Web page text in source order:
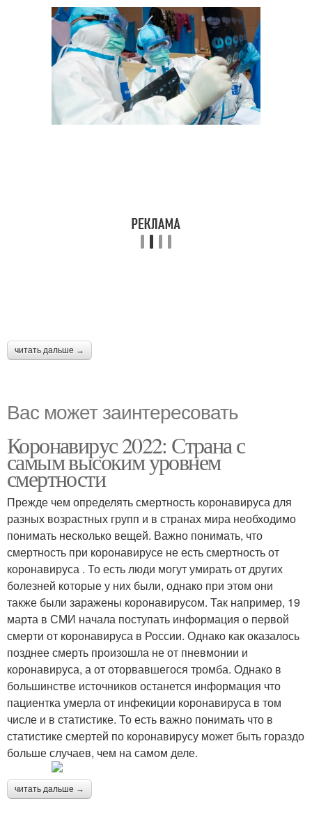
читать дальше →
Вас может заинтересовать
Коронавирус 2022: Страна с
самым высоким уровнем
смертности
Прежде чем определять смертность коронавируса для
разных возрастных групп и в странах мира необходимо
понимать несколько вещей. Важно понимать, что
смертность при коронавирусе не есть смертность от
коронавируса . То есть люди могут умирать от других
болезней которые у них были, однако при этом они
также были заражены коронавирусом. Так например, 19
марта в СМИ начала поступать информация о первой
смерти от коронавируса в России. Однако как оказалось
позднее смерть произошла не от пневмонии и
коронавируса, а от оторвавшегося тромба. Однако в
большинстве источников останется информация что
пациентка умерла от инфекиции коронавируса в том
числе и в статистике. То есть важно понимать что в
статистике смертей по коронавирусу может быть гораздо
больше случаев, чем на самом деле.
читать дальше →